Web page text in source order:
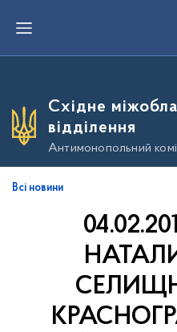
е
о
о
в
Східне
відділення
Антимонопольний
Всі новини